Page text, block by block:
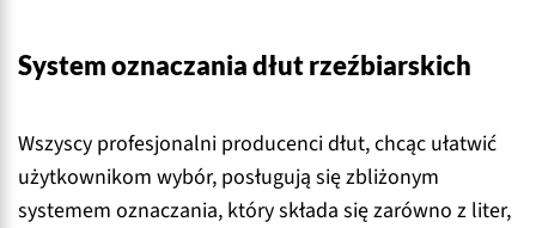
System oznaczania dłut rzeźbiarskich
Wszyscy profesjonalni producenci dłut, chcąc ułatwić
użytkownikom wybór, posługują się zbliżonym
systemem oznaczania, który składa się zarówno z liter,